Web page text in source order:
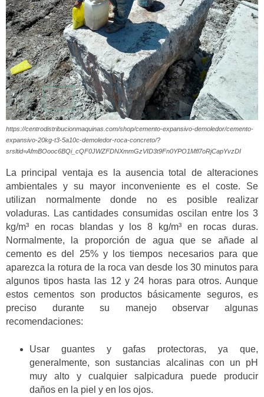
https://centrodistribucionmaquinas.com/shop/cemento-expansivo-demoledor/cemento-
expansivo-20kg-t3-5a10c-demoledor-roca-concreto/?
srsltid=AfmBOooc6BQi_cQF0JWZFDNXmmGzVID3t9Fn0YPO1Mfl7oRjCapYvzDI
La principal ventaja es la ausencia total de alteraciones
ambientales y su mayor inconveniente es el coste. Se
utilizan normalmente donde no es posible realizar
voladuras. Las cantidades consumidas oscilan entre los 3
kg/m³ en rocas blandas y los 8 kg/m³ en rocas duras.
Normalmente, la proporción de agua que se añade al
cemento es del 25% y los tiempos necesarios para que
aparezca la rotura de la roca van desde los 30 minutos para
algunos tipos hasta las 12 y 24 horas para otros. Aunque
estos cementos son productos básicamente seguros, es
preciso durante su manejo observar algunas
recomendaciones:
Usar guantes y gafas protectoras, ya que,
generalmente, son sustancias alcalinas con un pH
muy alto y cualquier salpicadura puede producir
daños en la piel y en los ojos.